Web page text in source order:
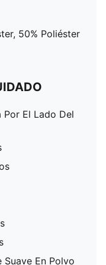
50% Poliéster
Por El Lado Del
Suave En Polvo